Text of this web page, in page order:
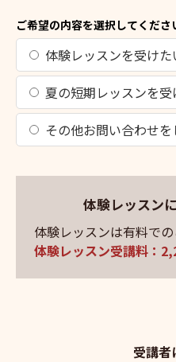
ご希望の内容を選択してくださ
体験レッスンを受けた
夏の短期レッスンを受
その他お問い合わせを
体験レッスン
体験レッスンは有料での
体験レッスン受講料：
受講者